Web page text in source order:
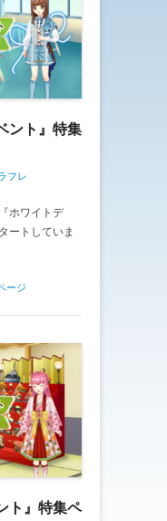
ント』特集
フレ
ホワイトデ
ートしていま
ージ
ト』特集ペ